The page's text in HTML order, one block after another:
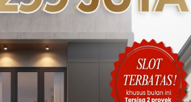
(harga mulai dari)
berkualitas